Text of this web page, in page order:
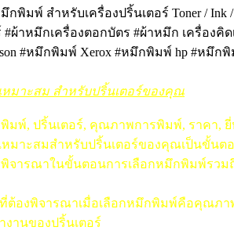
พิมพ์ สำหรับเครื่องปริ้นเตอร์ Toner /
#ผ้าหมึกเครื่องตอกบัตร #ผ้าหมึก เครื่อง
#หมึกพิมพ์ Xerox #หมึกพิมพ์ hp #หมึก
มาะสม สำหรับปริ้นเตอร์ของคุณ
มพ์, ปริ้นเตอร์, คุณภาพการพิมพ์, ราคา, ยี่
หมาะสมสำหรับปริ้นเตอร์ของคุณเป็นขั้น
จารณาในขั้นตอนการเลือกหมึกพิมพ์รวม
ต้องพิจารณาเมื่อเลือกหมึกพิมพ์คือคุณภ
งานของปริ้นเตอร์